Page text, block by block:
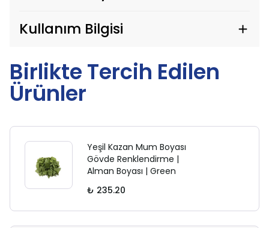
Kullanım Bilgisi
Birlikte Tercih Edilen
Ürünler
Yeşil Kazan Mum Boyası
Gövde Renklendirme |
Alman Boyası | Green
₺ 235.20